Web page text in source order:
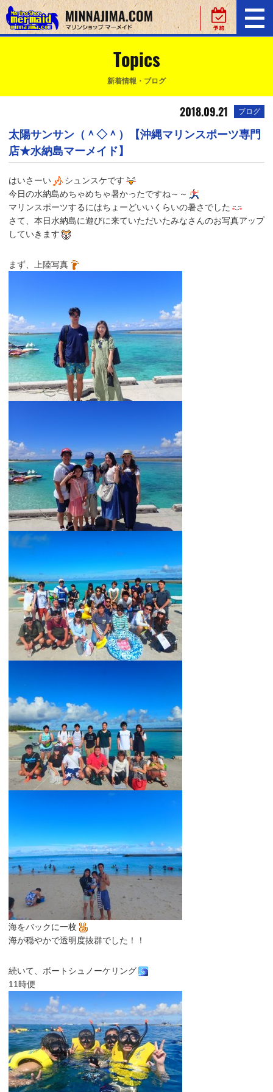
Topics
新着情報・ブログ
2018.09.21 ブログ
太陽サンサン（＾◇＾）【沖縄マリンスポーツ専門
店★水納島マーメイド】
はいさーい
シュンスケです
今日の水納島めちゃめちゃ暑かったですね～～
マリンスポーツするにはちょーどいいくらいの暑さでした
さて、本日水納島に遊びに来ていただいたみなさんのお写真アップ
していきます
まず、上陸写真
海をバックに一枚
海が穏やかで透明度抜群でした！！
続いて、ボートシュノーケリング
11時便